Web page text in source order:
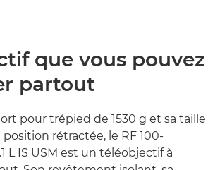
que vous pouvez
partout
pour trépied de 1530 g et sa taille
rétractée, le RF 100-
L IS USM est un téléobjectif à